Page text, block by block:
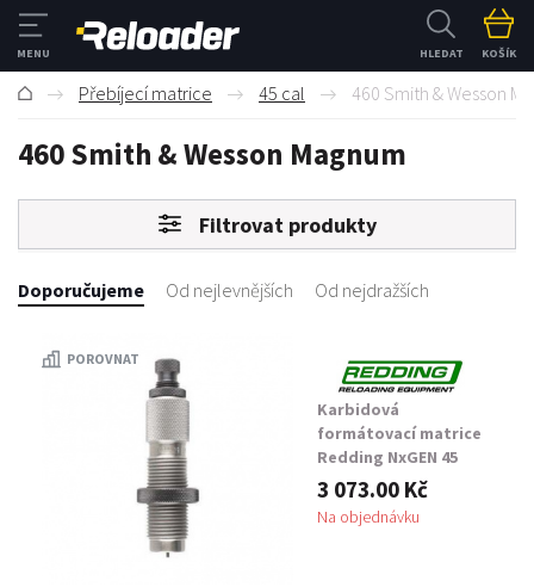
HLEDAT KOŠÍK
Přebíjecí matrice 45 cal 460 Smith & Wesson
460 Smith & Wesson Magnum
Filtrovat produkty
Doporučujeme Od nejlevnějších Od nejdražších
POROVNAT
Karbidová
formátovací matrice
Redding NxGEN 45
Colt / 454 Casull
3 073.00 Kč
Na objednávku